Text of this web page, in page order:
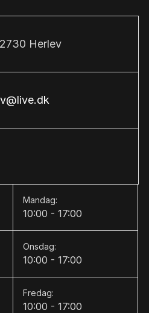
Herlev
Mandag:
10:00 - 17:00
Onsdag:
10:00 - 17:00
Fredag:
10:00 - 17:00